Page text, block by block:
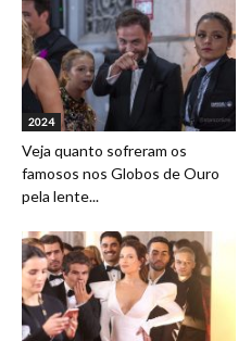
2024
Veja quanto sofreram os
famosos nos Globos de Ouro
pela lente...